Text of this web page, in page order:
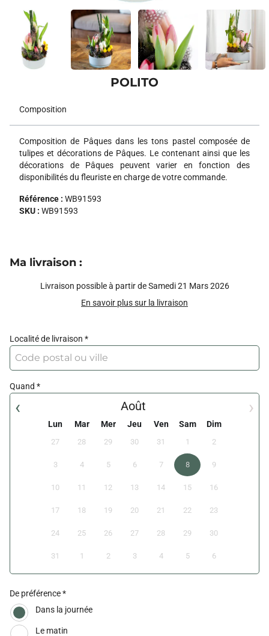
POLITO
Composition
Composition de Pâques dans les tons pastel composée de
tulipes et décorations de Pâques. Le contenant ainsi que les
décorations de Pâques peuvent varier en fonction des
disponibilités du fleuriste en charge de votre commande.
Référence : WB91593
SKU : WB91593
Ma livraison :
Livraison possible à partir deSamedi 21 Mars 2026
En savoir plus sur la livraison
Localité de livraison
Quand
‹ ›
Août
Lun Mar Mer Jeu Ven Sam Dim
27 28 29 30 31 1 2
3 4 5 6 7 8 9
10 11 12 13 14 15 16
17 18 19 20 21 22 23
24 25 26 27 28 29 30
31 1 2 3 4 5 6
De préférence
Dans la journée
Le matin